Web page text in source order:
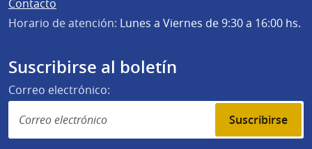
Contacto
Horario de atención: Lunes a Viernes de 9:30 a 16:00 hs.
Suscribirse al boletín
Correo electrónico:
Suscribirse